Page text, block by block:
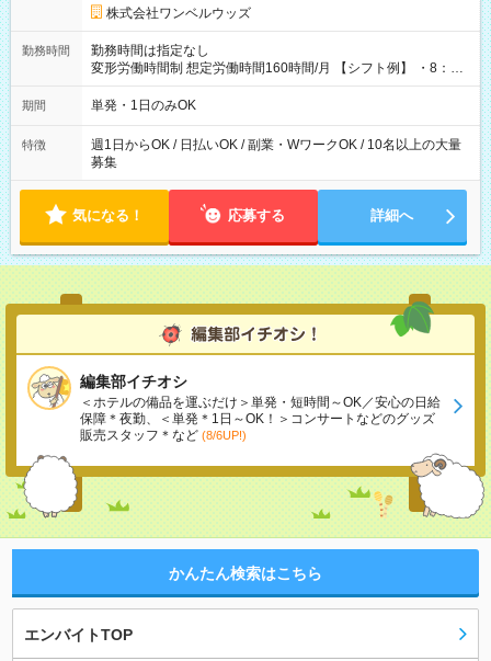
株式会社ワンベルウッズ
勤務時間
勤務時間は指定なし
変形労働時間制 想定労働時間160時間/月 【シフト例】 ・8：00
～21：00
期間 単発・1日のみOK
特徴
週1日からOK / 日払いOK / 副業・WワークOK / 10名以上の大量
募集
気になる！ 応募する 詳細へ
編集部イチオシ
＜ホテルの備品を運ぶだけ＞単発・短時間～OK／安心の日給
保障＊夜勤、＜単発＊1日～OK！＞コンサートなどのグッズ
販売スタッフ＊など (8/6UP!)
かんたん検索はこちら
エンバイトTOP